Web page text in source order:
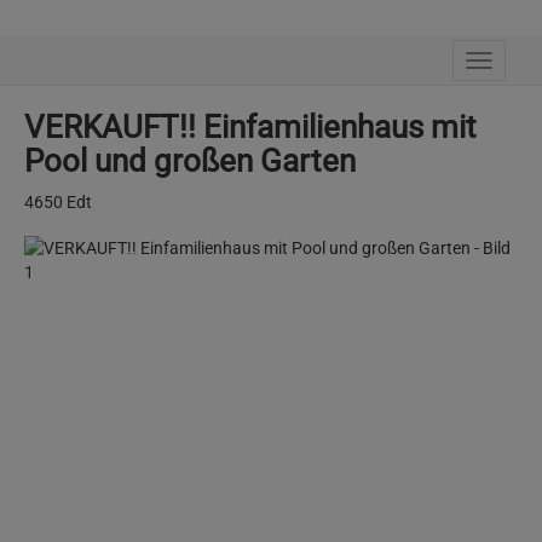
VERKAUFT!! Einfamilienhaus mit
Pool und großen Garten
4650 Edt